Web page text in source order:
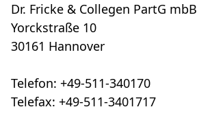
Dr. Fricke & Collegen PartG mbB
Yorckstraße 10
30161 Hannover
Telefon: +49-511-340170
Telefax: +49-511-3401717